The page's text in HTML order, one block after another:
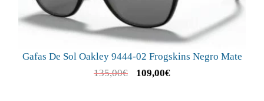
Gafas De Sol Oakley 9444-02 Frogskins Negro Mate
135,00€ 109,00€